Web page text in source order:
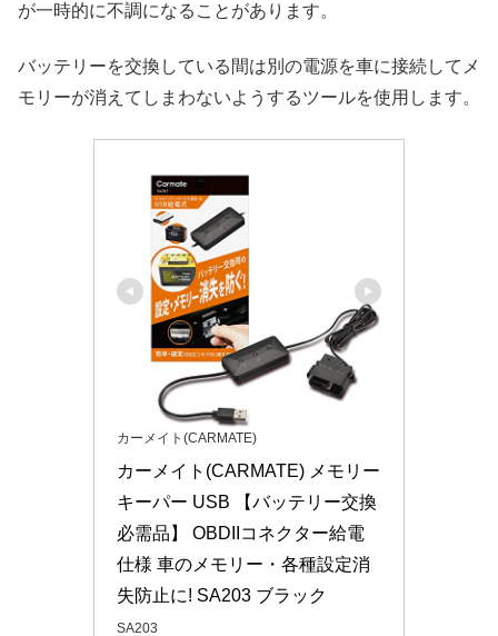
が一時的に不調になることがあります。
バッテリーを交換している間は別の電源を車に接続してメ
モリーが消えてしまわないようするツールを使用します。
カーメイト(CARMATE)
カーメイト(CARMATE) メモリー
キーパー USB 【バッテリー交換
必需品】 OBDIIコネクター給電
仕様 車のメモリー・各種設定消
失防止に! SA203 ブラック
SA203